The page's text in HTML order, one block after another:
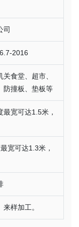
司
2016
食堂、超市、
防撞板、垫板等
宽可达1.5米，
宽可达1.3米，
样加工。